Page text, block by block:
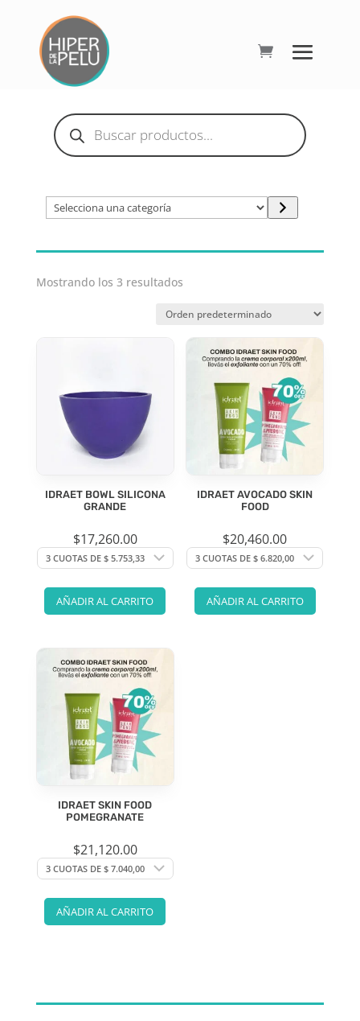
Búsqueda
de
productos
Selecciona
Mostrando los 3 resultados
IDRAET BOWL SILICONA
GRANDE
$17,260.00
AÑADIR AL CARRITO
IDRAET AVOCADO SKIN
FOOD
$20,460.00
AÑADIR AL CARRITO
IDRAET SKIN FOOD
POMEGRANATE
$21,120.00
AÑADIR AL CARRITO